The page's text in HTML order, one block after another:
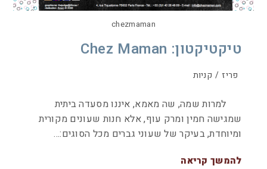
chezmaman
טיקטיקטון: Chez Maman
פריז / קניות
למרות שמה, שה מאמא, איננו מסעדה ביתית
שמגישה חמין ומרק עוף, אלא חנות שעונים מקורית
ומיוחדת, בעיקר של שעוני גברים מכל הסוגים:…
להמשך קריאה